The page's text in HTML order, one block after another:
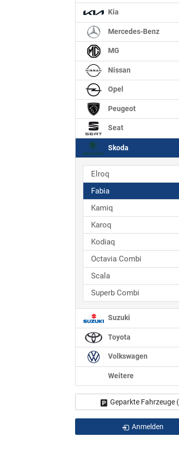
Kia
Mercedes-Benz
MG
Nissan
Opel
Peugeot
Seat
Skoda
Elroq
Fabia
Kamiq
Karoq
Kodiaq
Octavia Combi
Scala
Superb Combi
Suzuki
Toyota
Volkswagen
Weitere
Geparkte Fahrzeuge (
Anmelden